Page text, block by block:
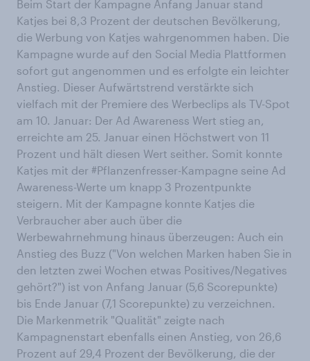
Beim Start der Kampagne Anfang Januar stand
Katjes bei 8,3 Prozent der deutschen Bevölkerung,
die Werbung von Katjes wahrgenommen haben. Die
Kampagne wurde auf den Social Media Plattformen
sofort gut angenommen und es erfolgte ein leichter
Anstieg. Dieser Aufwärtstrend verstärkte sich
vielfach mit der Premiere des Werbeclips als TV-Spot
am 10. Januar: Der Ad Awareness Wert stieg an,
erreichte am 25. Januar einen Höchstwert von 11
Prozent und hält diesen Wert seither. Somit konnte
Katjes mit der #Pflanzenfresser-Kampagne seine Ad
Awareness-Werte um knapp 3 Prozentpunkte
steigern. Mit der Kampagne konnte Katjes die
Verbraucher aber auch über die
Werbewahrnehmung hinaus überzeugen: Auch ein
Anstieg des Buzz ("Von welchen Marken haben Sie in
den letzten zwei Wochen etwas Positives/Negatives
gehört?") ist von Anfang Januar (5,6 Scorepunkte)
bis Ende Januar (7,1 Scorepunkte) zu verzeichnen.
Die Markenmetrik "Qualität" zeigte nach
Kampagnenstart ebenfalls einen Anstieg, von 26,6
Prozent auf 29,4 Prozent der Bevölkerung, die der